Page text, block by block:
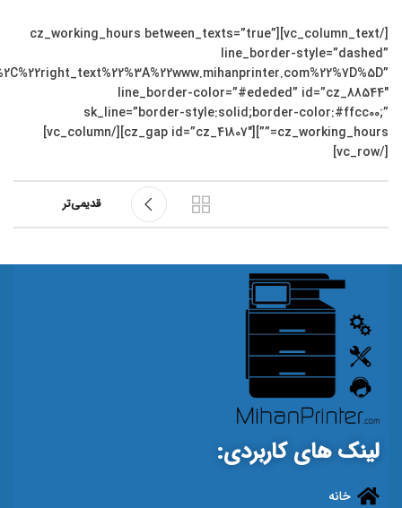
[/vc_column_text][cz_working_hours between_texts=”true”
line_border-style=”dashed”
line_border-color=”#ededed” id=”cz_88544″
sk_line=”border-style:solid;border-color:#ffcc00;”
cz_working_hours=””][cz_gap id=”cz_41807″][/vc_column]
[/vc_row]
قدیمی‌تر
لینک های کاربردی:
خانه